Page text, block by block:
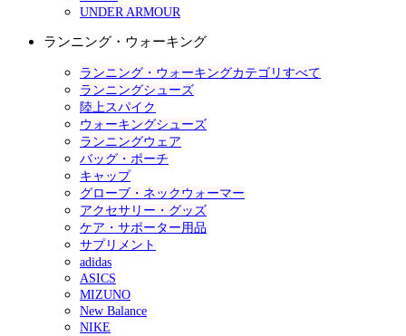
UNDER ARMOUR
ランニング・ウォーキング
ランニング・ウォーキングカテゴリすべて
ランニングシューズ
陸上スパイク
ウォーキングシューズ
ランニングウェア
バッグ・ポーチ
キャップ
グローブ・ネックウォーマー
アクセサリー・グッズ
ケア・サポーター用品
サプリメント
adidas
ASICS
MIZUNO
New Balance
NIKE